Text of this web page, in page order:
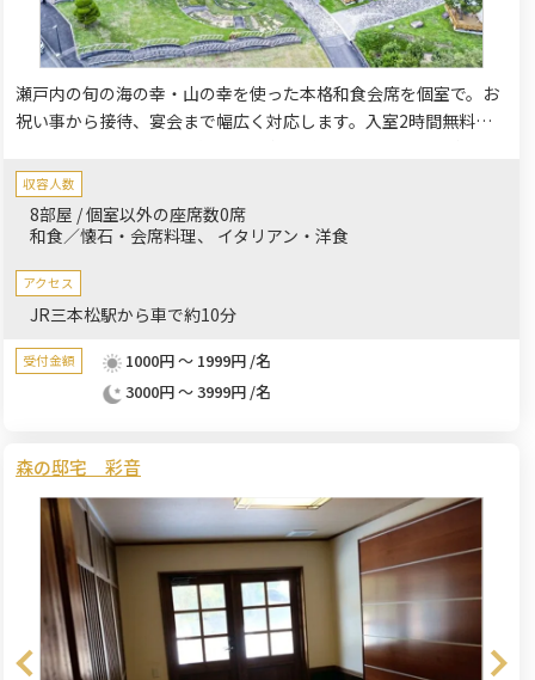
瀬戸内の旬の海の幸・山の幸を使った本格和食会席を個室で。お
祝い事から接待、宴会まで幅広く対応します。入室2時間無料、
バス、カラオケ設備、宿泊プランも完備。お子様向け会席もご用
意し、家族でも安心してご利用いただけます。
収容人数
8部屋 / 個室以外の座席数0席
和食／懐石・会席料理
イタリアン・洋食
アクセス
JR三本松駅から車で約10分
受付金額
1000円 ～ 1999円 /名
3000円 ～ 3999円 /名
森の邸宅 彩音